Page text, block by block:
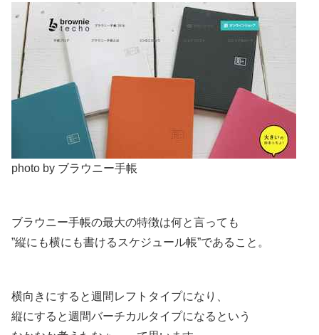
photo by ブラウニー手帳
ブラウニー手帳の最大の特徴は何と言っても
”縦にも横にも書けるスケジュール帳”であること。
横向きにすると週間レフトタイプになり、
縦にすると週間バーチカルタイプになるという